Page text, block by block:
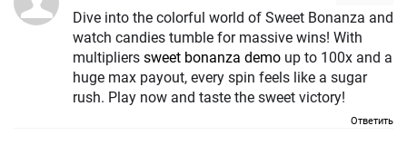
Dive into the colorful world of Sweet Bonanza and
watch candies tumble for massive wins! With
multipliers sweet bonanza demo up to 100x and a
huge max payout, every spin feels like a sugar
rush. Play now and taste the sweet victory!
Ответить